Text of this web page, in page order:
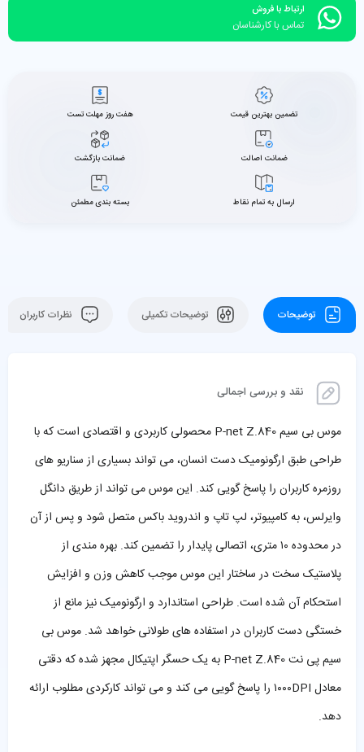
ارتباط با فروش
تماس با کارشناسان
تضمین بهترین قیمت هفت روز مهلت تست
ضمانت اصالت ضمانت بازگشت
ارسال به تمام نقاط بسته بندی مطمئن
توضیحات توضیحات تکمیلی نظرات کاربران
نقد و بررسی اجمالی
موس بی سیم P-net Z.840 محصولی کاربردی و اقتصادی است که با
طراحی طبق ارگونومیک دست انسان، می تواند بسیاری از سناریو های
روزمره کاربران را پاسخ گویی کند. این موس می تواند از طریق دانگل
وایرلس، به کامپیوتر، لپ تاپ و اندروید باکس متصل شود و پس از آن
در محدوده ۱۰ متری، اتصالی پایدار را تضمین کند. بهره مندی از
پلاستیک سخت در ساختار این موس موجب کاهش وزن و افزایش
استحکام آن شده است. طراحی استاندارد و ارگونومیک نیز مانع از
خستگی دست کاربران در استفاده های طولانی خواهد شد. موس بی
سیم پی نت P-net Z.840 به یک حسگر اپتیکال مجهز شده که دقتی
معادل ۱۰۰۰DPI را پاسخ گویی می کند و می تواند کارکردی مطلوب ارائه
دهد.